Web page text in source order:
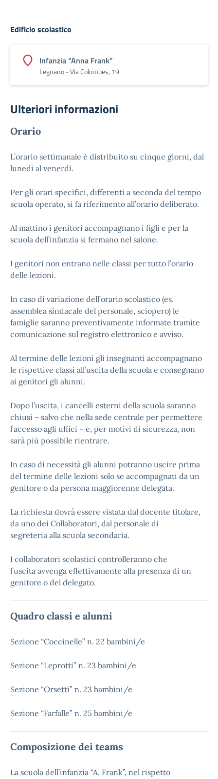
Edificio scolastico
Infanzia “Anna Frank”
Legnano - Via Colombes, 19
Ulteriori informazioni
Orario
L’orario settimanale è distribuito su cinque giorni, dal
lunedì al venerdì.
Per gli orari specifici, differenti a seconda del tempo
scuola operato, si fa riferimento all’orario deliberato.
Al mattino i genitori accompagnano i figli e per la
scuola dell’infanzia si fermano nel salone.
I genitori non entrano nelle classi per tutto l’orario
delle lezioni.
In caso di variazione dell’orario scolastico (es.
assemblea sindacale del personale, sciopero) le
famiglie saranno preventivamente informate tramite
comunicazione sul registro elettronico e avviso.
Al termine delle lezioni gli insegnanti accompagnano
le rispettive classi all’uscita della scuola e consegnano
ai genitori gli alunni.
Dopo l’uscita, i cancelli esterni della scuola saranno
chiusi – salvo che nella sede centrale per permettere
l’accesso agli uffici – e, per motivi di sicurezza, non
sarà più possibile rientrare.
In caso di necessità gli alunni potranno uscire prima
del termine delle lezioni solo se accompagnati da un
genitore o da persona maggiorenne delegata.
La richiesta dovrà essere vistata dal docente titolare,
da uno dei Collaboratori, dal personale di
segreteria alla scuola secondaria.
I collaboratori scolastici controlleranno che
l’uscita avvenga effettivamente alla presenza di un
genitore o del delegato.
Quadro classi e alunni
Sezione “Coccinelle” n. 22 bambini/e
Sezione “Leprotti” n. 23 bambini/e
Sezione “Orsetti” n. 23 bambini/e
Sezione “Farfalle” n. 25 bambini/e
Composizione dei teams
La scuola dell’infanzia “A. Frank”, nel rispetto